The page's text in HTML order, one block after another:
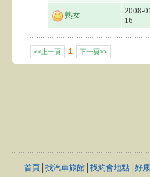
熟女
2008-
16
<<上一頁 1 下一頁>>
首頁 找汽車旅館 找約會地點 好